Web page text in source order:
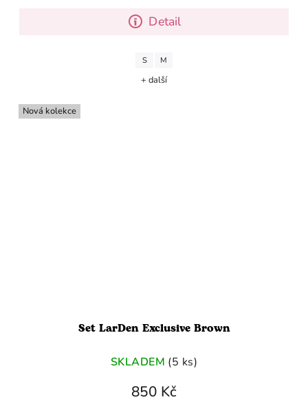
Detail
S M
+ další
Nová kolekce
Set LarDen Exclusive Brown
SKLADEM (5 ks)
850 Kč